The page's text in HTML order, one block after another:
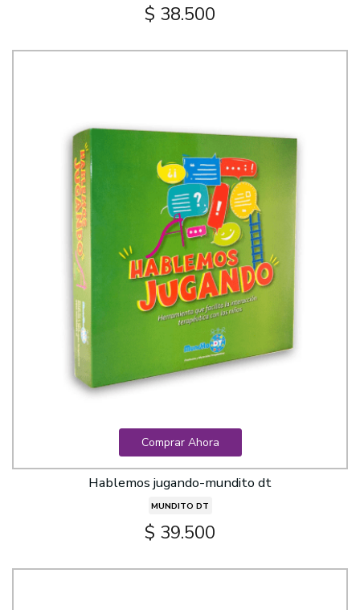
$ 38.500
Comprar Ahora
Hablemos jugando-mundito dt
MUNDITO DT
$ 39.500